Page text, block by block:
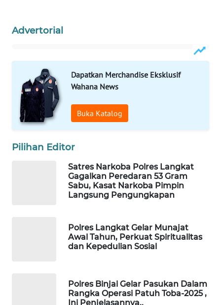
Advertorial
Dapatkan Merchandise Eksklusif
Wahana News
Buka Katalog
Pilihan Editor
Satres Narkoba Polres Langkat
Gagalkan Peredaran 53 Gram
Sabu, Kasat Narkoba Pimpin
Langsung Pengungkapan
Polres Langkat Gelar Munajat
Awal Tahun, Perkuat Spiritualitas
dan Kepedulian Sosial
Polres Binjai Gelar Pasukan Dalam
Rangka Operasi Patuh Toba-2025 ,
Ini Penjelasannya..
MASYARAKAT
WALINKI
ID
MAWAKA
ID
MARTABAT